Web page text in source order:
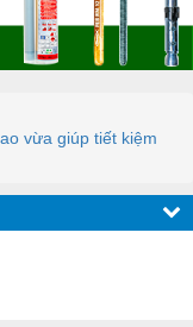
vừa giúp tiết kiệm